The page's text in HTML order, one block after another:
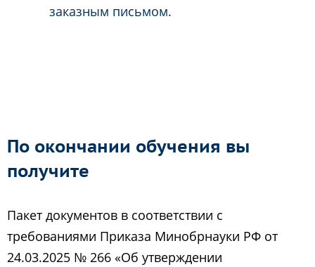
заказным письмом.
По окончании обучения вы
получите
Пакет документов в соответствии с
требованиями Приказа Минобрнауки РФ от
24.03.2025 № 266 «Об утверждении